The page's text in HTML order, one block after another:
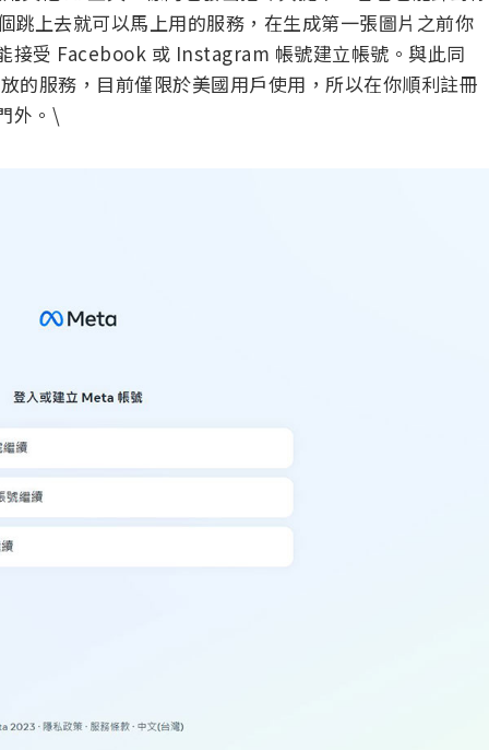
跳上去就可以馬上用的服務，在生成第一張圖片之前你
接受 Facebook 或 Instagram 帳號建立帳號。與此同
的服務，目前僅限於美國用戶使用，所以在你順利註冊
外。\